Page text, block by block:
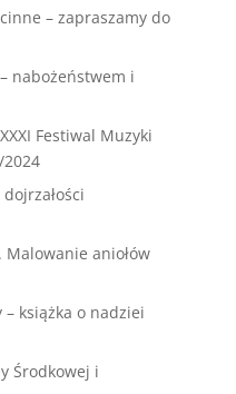
– zapraszamy do
nabożeństwem i
Festiwal Muzyki
aniołów
– książka o nadziei
Środkowej i